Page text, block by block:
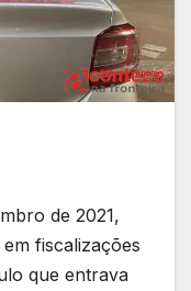
de 2021,
fiscalizações
que entrava